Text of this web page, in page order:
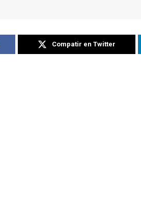
Compatir en Twitter